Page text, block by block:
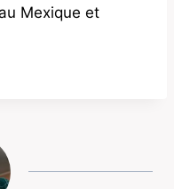
Mexique et